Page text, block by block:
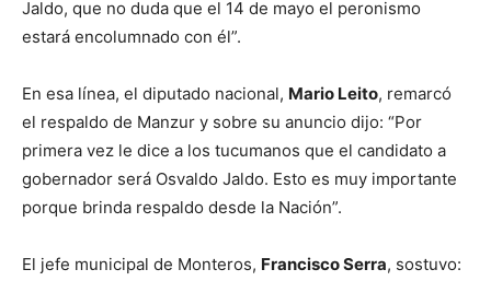
Jaldo, que no duda que el 14 de mayo el peronismo
estará encolumnado con él”.
En esa línea, el diputado nacional, Mario Leito, remarcó
el respaldo de Manzur y sobre su anuncio dijo: “Por
primera vez le dice a los tucumanos que el candidato a
gobernador será Osvaldo Jaldo. Esto es muy importante
porque brinda respaldo desde la Nación”.
El jefe municipal de Monteros, Francisco Serra, sostuvo: